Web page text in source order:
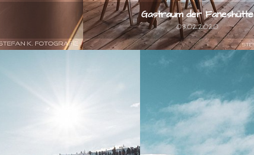
Gastraum der Faneshütte
03.02.2020